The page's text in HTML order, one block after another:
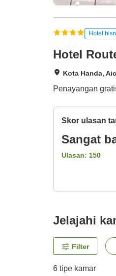
Hotel
Hotel
Kota Handa,
Penayangan
Skor ulasan
Sangat
Ulasan: 150
Jelajahi
Filter
6 tipe kamar